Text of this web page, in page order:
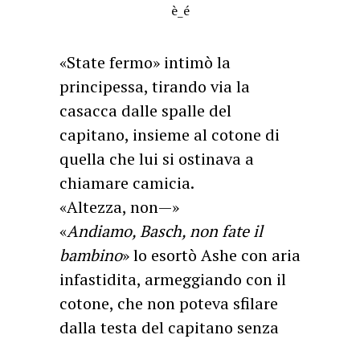
è_é
«State fermo» intimò la
principessa, tirando via la
casacca dalle spalle del
capitano, insieme al cotone di
quella che lui si ostinava a
chiamare camicia.
«Altezza, non—»
«Andiamo, Basch, non fate il
bambino» lo esortò Ashe con aria
infastidita, armeggiando con il
cotone, che non poteva sfilare
dalla testa del capitano senza